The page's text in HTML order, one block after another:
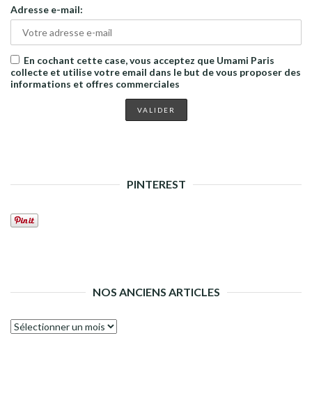
Adresse e-mail:
En cochant cette case, vous acceptez que Umami Paris
collecte et utilise votre email dans le but de vous proposer des
informations et offres commerciales
PINTEREST
NOS ANCIENS ARTICLES
Nos